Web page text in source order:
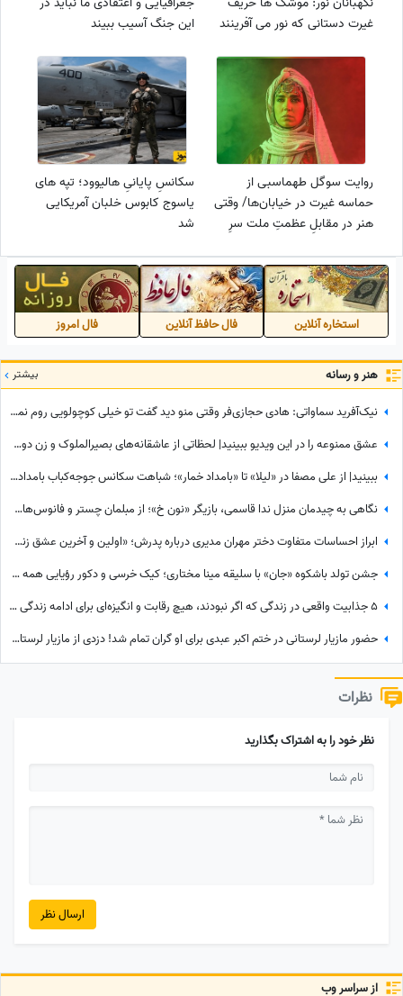
غیرت دستانی که نور می آفرینند
این جنگ آسیب ببیند
روایت سوگل طهماسبی از
حماسه غیرت در خیابان‌ها/ وقتی
هنر در مقابلِ عظمتِ ملت سرِ
سکانسِ پایانیِ هالیوود؛ تپه های
یاسوج کابوس خلبان آمریکایی
شد
استخاره آنلاین فال حافظ آنلاین فال امروز
هنر و رسانه بیشتر
نیک‌آفرید سماواتی: هادی حجازی‌فر وقتی منو دید گفت تو خیلی کوچولویی روم نمی‌شه عاشقت بشم !
عشق ممنوعه را در این ویدیو ببینید| لحظاتی از عاشقانه‌های بصیرالملوک و زن دومش در بامداد خمار؛ از مشاعره دلبرانه تا....
ببینید| از علی مصفا در «لیلا» تا «بامداد خمار»؛ شباهت سکانس جوجه‌کباب بامداد خمار و لیلا سوژه شد
نگاهی به چیدمان منزل ندا قاسمی، بازیگر «نون خ»؛ از مبلمان چستر و فانوس‌های دکوراتیو تا کابینت شیشه‌ای و آباژورهای کلاسیک
ابراز احساسات متفاوت دختر مهران مدیری درباره پدرش؛ «اولین و آخرین عشق زندگی من بابامه» + ویدئو
جشن تولد باشکوه «جان» با سلیقه مینا مختاری؛ کیک خرسی و دکور رؤیایی همه را مجذوب کرد
5 جذابیت واقعی در زندگی که اگر نبودند، هیچ رقابت و انگیزه‌ای برای ادامه زندگی وجود نداشت! آخریش از همه مهم‌تره!
حضور مازیار لرستانی در ختم اکبر عبدی برای او گران تمام شد! دزدی از مازیار لرستانی اونم تو روز روشن!
نظرات
نظر خود را به اشتراک بگذارید
ارسال نظر
از سراسر وب